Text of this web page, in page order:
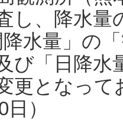
し、降水
降水量」の
び「日降
更となっ
）